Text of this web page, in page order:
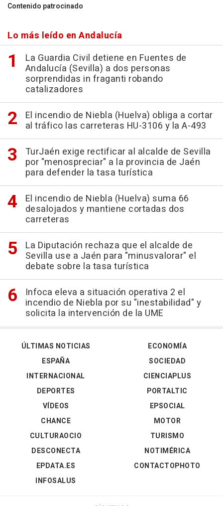
Contenido patrocinado
Lo más leído en Andalucía
La Guardia Civil detiene en Fuentes de
Andalucía (Sevilla) a dos personas
sorprendidas in fraganti robando
catalizadores
El incendio de Niebla (Huelva) obliga a cortar
al tráfico las carreteras HU-3106 y la A-493
TurJaén exige rectificar al alcalde de Sevilla
por "menospreciar" a la provincia de Jaén
para defender la tasa turística
El incendio de Niebla (Huelva) suma 66
desalojados y mantiene cortadas dos
carreteras
La Diputación rechaza que el alcalde de
Sevilla use a Jaén para "minusvalorar" el
debate sobre la tasa turística
Infoca eleva a situación operativa 2 el
incendio de Niebla por su "inestabilidad" y
solicita la intervención de la UME
ÚLTIMAS NOTICIAS
ESPAÑA
INTERNACIONAL
DEPORTES
VÍDEOS
ECONOMÍA
SOCIEDAD
CIENCIAPLUS
PORTALTIC
EPSOCIAL
CHANCE
CULTURAOCIO
DESCONECTA
EPDATA.ES
INFOSALUS
MOTOR
TURISMO
NOTIMÉRICA
CONTACTOPHOTO